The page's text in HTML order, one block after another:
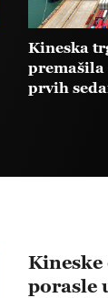
Kineska
premašila
prvih
Kineske
porasle